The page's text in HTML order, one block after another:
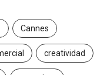
Cannes
creatividad